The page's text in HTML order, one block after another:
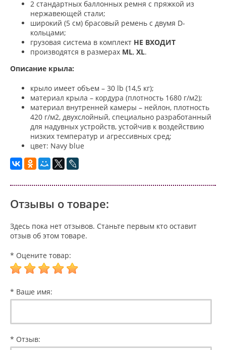
2 стандартных баллонных ремня с пряжкой из
нержавеющей стали;
широкий (5 см) брасовый ремень с двумя D-
кольцами;
грузовая система в комплект НЕ ВХОДИТ
производятся в размерах ML, XL.
Описание крыла:
крыло имеет объем – 30 lb (14,5 кг);
материал крыла – кордура (плотность 1680 г/м2);
материал внутренней камеры – нейлон, плотность
420 г/м2, двухслойный, специально разработанный
для надувных устройств, устойчив к воздействию
низких температур и агрессивных сред;
цвет: Navy blue
Отзывы о товаре:
Здесь пока нет отзывов. Станьте первым кто оставит
отзыв об этом товаре.
* Оцените товар:
* Ваше имя:
* Отзыв: